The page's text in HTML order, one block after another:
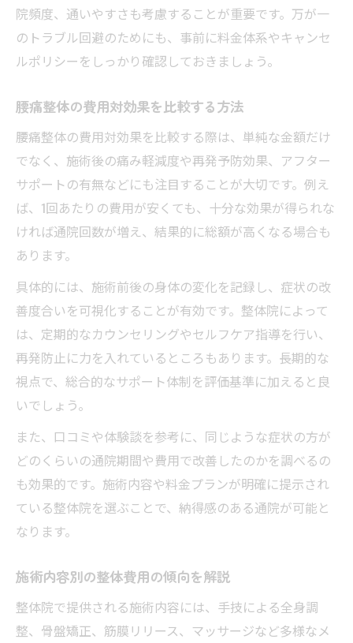
院頻度、通いやすさも考慮することが重要です。万が一
のトラブル回避のためにも、事前に料金体系やキャンセ
ルポリシーをしっかり確認しておきましょう。
腰痛整体の費用対効果を比較する方法
腰痛整体の費用対効果を比較する際は、単純な金額だけ
でなく、施術後の痛み軽減度や再発予防効果、アフター
サポートの有無などにも注目することが大切です。例え
ば、1回あたりの費用が安くても、十分な効果が得られな
ければ通院回数が増え、結果的に総額が高くなる場合も
あります。
具体的には、施術前後の身体の変化を記録し、症状の改
善度合いを可視化することが有効です。整体院によって
は、定期的なカウンセリングやセルフケア指導を行い、
再発防止に力を入れているところもあります。長期的な
視点で、総合的なサポート体制を評価基準に加えると良
いでしょう。
また、口コミや体験談を参考に、同じような症状の方が
どのくらいの通院期間や費用で改善したのかを調べるの
も効果的です。施術内容や料金プランが明確に提示され
ている整体院を選ぶことで、納得感のある通院が可能と
なります。
施術内容別の整体費用の傾向を解説
整体院で提供される施術内容には、手技による全身調
整、骨盤矯正、筋膜リリース、マッサージなど多様なメ